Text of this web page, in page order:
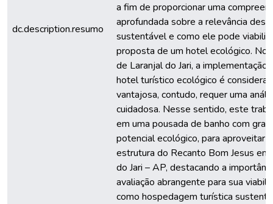
dc.description.resumo
a fim de proporcionar uma
aprofundada sobre a relevância
sustentável e como ele pode
proposta de um hotel ecológico. No
de Laranjal do Jari, a implementação
hotel turístico ecológico é
vantajosa, contudo, requer uma
cuidadosa. Nesse sentido, este
em uma pousada de banho com
potencial ecológico, para aproveitar a
estrutura do Recanto Bom Jesus em
do Jari – AP, destacando a
avaliação abrangente para sua
como hospedagem turística